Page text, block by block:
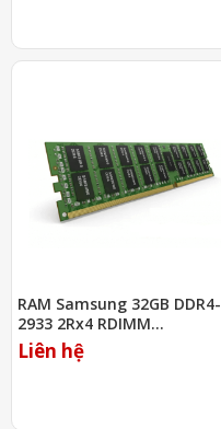
RAM Samsung 32GB DDR4-
2933 2Rx4 RDIMM
(M393A4K40DB2-CVF)
Liên hệ